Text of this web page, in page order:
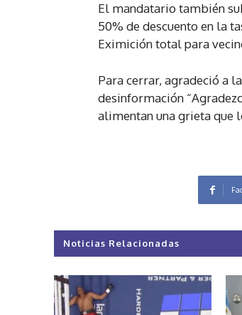
El mandatario también
50% de descuento en la
Eximición total para
Para cerrar, agradeció a
desinformación
alimentan una grieta que
Noticias Relacionadas